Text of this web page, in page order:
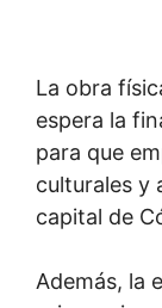
La obra
espera la
para que
culturales y
capital de
Además, la